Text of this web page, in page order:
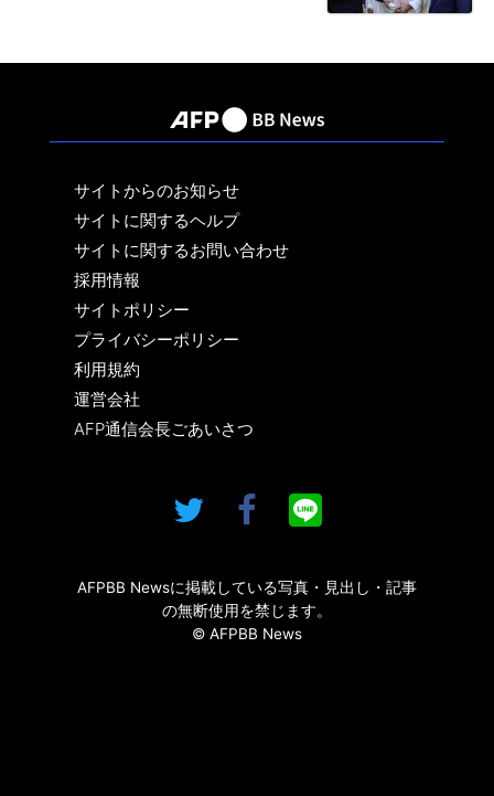
サイトからのお知らせ
サイトに関するヘルプ
サイトに関するお問い合わせ
採用情報
サイトポリシー
プライバシーポリシー
利用規約
運営会社
AFP通信会長ごあいさつ
AFPBB Newsに掲載している写真・見出し・記事
の無断使用を禁じます。
© AFPBB News